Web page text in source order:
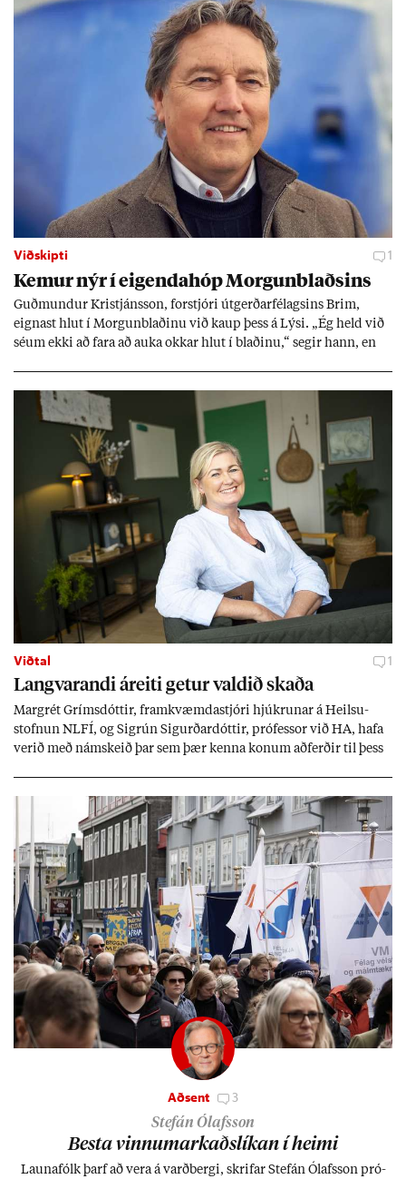
Viðskipti 1
Kem­ur nýr í eig­enda­hóp Morg­un­blaðs­ins
Guð­mund­ur Kristjáns­son, for­stjóri út­gerð­ar­fé­lags­ins Brim,
eign­ast hlut í Morg­un­blað­inu við kaup þess á Lýsi. „Ég held við
sé­um ekki að fara að auka okk­ar hlut í blað­inu,“ seg­ir hann, en
Viðtal 1
Langvar­andi áreiti get­ur vald­ið skaða
Mar­grét Gríms­dótt­ir, fram­kvæmda­stjóri hjúkr­un­ar á Heilsu­
stofn­un NLFÍ, og Sigrún Sig­urð­ar­dótt­ir, pró­fess­or við HA, hafa
ver­ið með nám­skeið þar sem þær kenna kon­um að­ferð­ir til þess
Aðsent 3
Stefán Ólafsson
Besta vinnu­mark­aðs­lík­an í heimi
Launa­fólk þarf að vera á varð­bergi, skrif­ar Stefán Ólafs­son pró­